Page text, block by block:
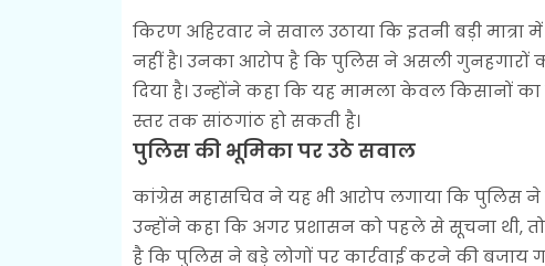
किरण अहिरवार ने सवाल उठाया कि इतनी बड़ी
नहीं है। उनका आरोप है कि पुलिस ने असली गुनहगारों
दिया है। उन्होंने कहा कि यह मामला केवल किसानों
स्तर तक सांठगांठ हो सकती है।
पुलिस की भूमिका पर उठे सवाल
कांग्रेस महासचिव ने यह भी आरोप लगाया कि
उन्होंने कहा कि अगर प्रशासन को पहले से सूचना थी,
है कि पुलिस ने बड़े लोगों पर कार्रवाई करने की बजाय